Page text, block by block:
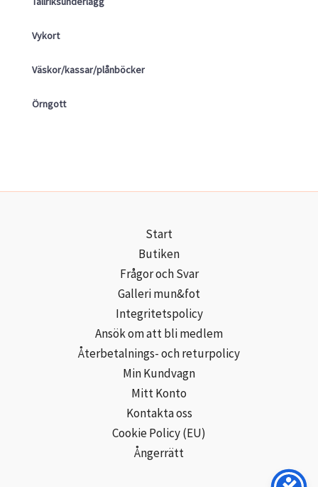
Vykort
Väskor/kassar/plånböcker
Örngott
Start
Butiken
Frågor och Svar
Galleri mun&fot
Integritetspolicy
Ansök om att bli medlem
Återbetalnings- och returpolicy
Min Kundvagn
Mitt Konto
Kontakta oss
Cookie Policy (EU)
Ångerrätt